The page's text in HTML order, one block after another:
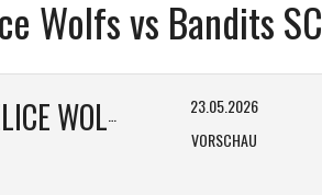
Wolfs vs Bandits SC
WOLFS
23.05.2026
VORSCHAU